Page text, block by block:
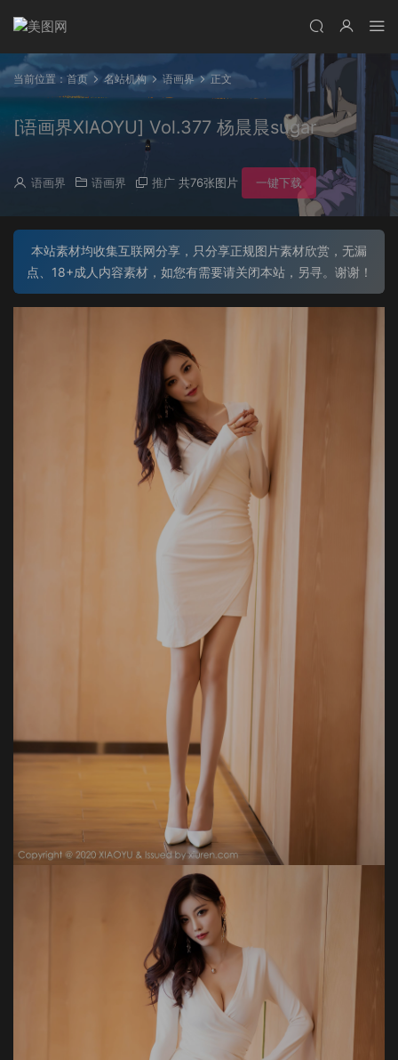
当前位置： 首页 名站机构 语画界 正文
[语画界XIAOYU] Vol.377 杨晨晨sugar
语画界 语画界 推广 共76张图片 一键下载
本站素材均收集互联网分享，只分享正规图片素材欣赏，无漏
点、18+成人内容素材，如您有需要请关闭本站，另寻。谢谢！